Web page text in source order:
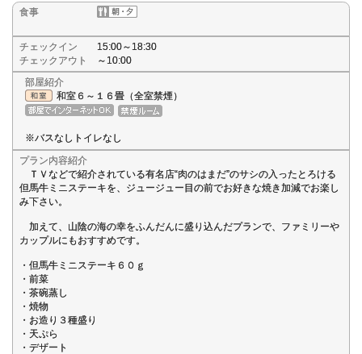
食事
チェックイン
15:00～18:30
チェックアウト
～10:00
部屋紹介
和室６～１６畳（全室禁煙）
※バスなしトイレなし
プラン内容紹介
ＴＶなどで紹介されている有名店“肉のはまだ”のサシの入ったとろける
但馬牛ミニステーキを、ジュージュー目の前でお好きな焼き加減でお楽し
み下さい。
加えて、山陰の海の幸をふんだんに盛り込んだプランで、ファミリーや
カップルにもおすすめです。
・但馬牛ミニステーキ６０ｇ
・前菜
・茶碗蒸し
・焼物
・お造り３種盛り
・天ぷら
・デザート